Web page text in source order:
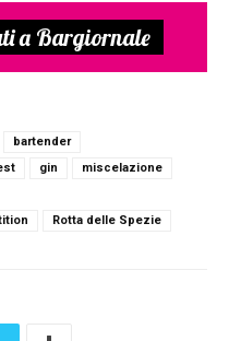
a Bargiornale
bartender
gin
miscelazione
Rotta delle Spezie